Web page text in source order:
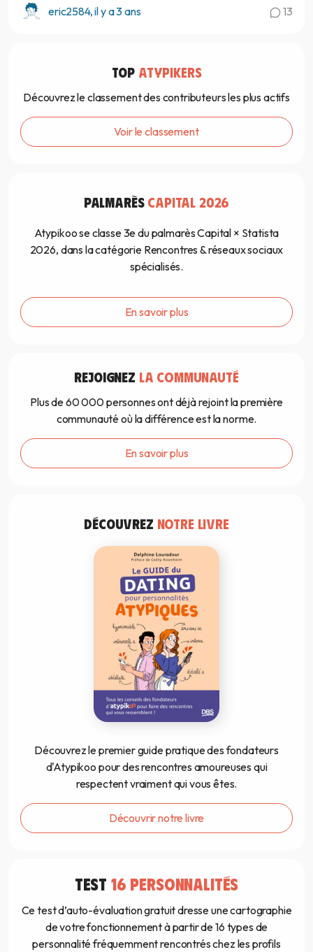
eric2584, il y a 3 ans 13
TOP ATYPIKERS
Découvrez le classement des contributeurs les plus actifs
Voir le classement
PALMARÈS CAPITAL 2026
Atypikoo se classe 3e du palmarès Capital × Statista
2026, dans la catégorie Rencontres & réseaux sociaux
spécialisés.
En savoir plus
REJOIGNEZ LA COMMUNAUTÉ
Plus de 60 000 personnes ont déjà rejoint la première
communauté où la différence est la norme.
En savoir plus
DÉCOUVREZ NOTRE LIVRE
Découvrez le premier guide pratique des fondateurs
d'Atypikoo pour des rencontres amoureuses qui
respectent vraiment qui vous êtes.
Découvrir notre livre
TEST 16 PERSONNALITÉS
Ce test d’auto-évaluation gratuit dresse une cartographie
de votre fonctionnement à partir de 16 types de
personnalité fréquemment rencontrés chez les profils